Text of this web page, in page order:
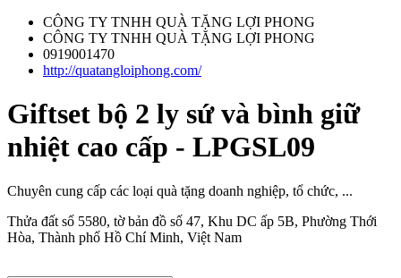
CÔNG TY TNHH QUÀ TẶNG LỢI PHONG
CÔNG TY TNHH QUÀ TẶNG LỢI PHONG
0919001470
http://quatangloiphong.com/
Giftset bộ 2 ly sứ và bình giữ
nhiệt cao cấp - LPGSL09
Chuyên cung cấp các loại quà tặng doanh nghiệp, tổ chức, ...
Thửa đất số 5580, tờ bản đồ số 47, Khu DC ấp 5B, Phường Thới
Hòa, Thành phố Hồ Chí Minh, Việt Nam